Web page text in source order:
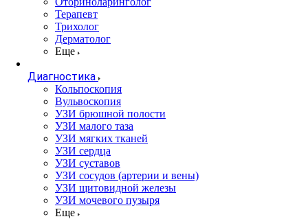
Терапевт
Трихолог
Дерматолог
Еще
Диагностика
Кольпоскопия
Вульвоскопия
УЗИ брюшной полости
УЗИ малого таза
УЗИ мягких тканей
УЗИ сердца
УЗИ суставов
УЗИ сосудов (артерии и вены)
УЗИ щитовидной железы
УЗИ мочевого пузыря
Еще